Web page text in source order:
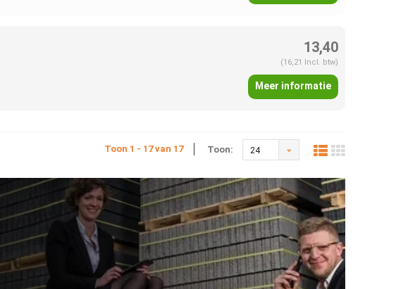
13,40
(16,21 Incl. btw)
Meer informatie
Toon 1 - 17 van 17 Toon: 24